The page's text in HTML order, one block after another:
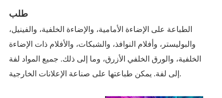
طلب
الطباعة على الإضاءة الأمامية، والإضاءة الخلفية، والفينيل،
والبوليستر، وأفلام النوافذ، والشبكات، والأفلام ذات الإضاءة
الخلفية، والورق الخلفي الأزرق، وما إلى ذلك. جميع المواد لفة
إلى لفة. يمكن طباعتها على صناعة الإعلانات الخارجية.